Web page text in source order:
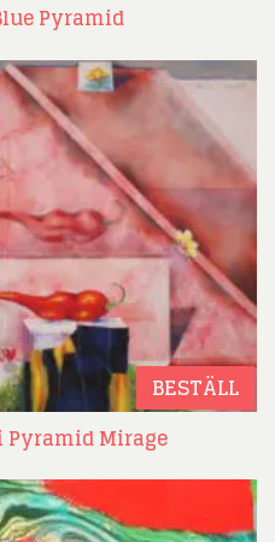
Pyramid
BESTÄLL
Pyramid Mirage